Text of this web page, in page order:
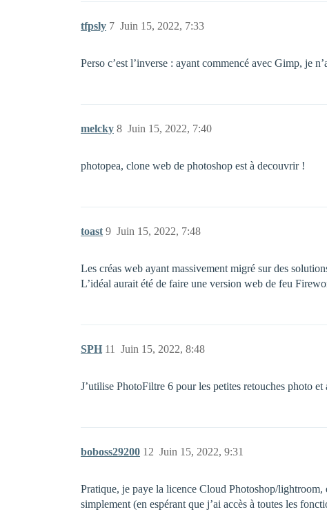
tfpsly Juin 15, 2022, 7:33
7
Perso c’est l’inverse : ayant commencé avec Gimp, je
melcky Juin 15, 2022, 7:40
8
photopea, clone web de photoshop est à decouvrir !
toast Juin 15, 2022, 7:48
9
Les créas web ayant massivement migré sur des
L’idéal aurait été de faire une version web de feu
SPH Juin 15, 2022, 8:48
11
J’utilise PhotoFiltre 6 pour les petites retouches photo
boboss29200 Juin 15, 2022, 9:31
12
Pratique, je paye la licence Cloud Photoshop/lightroom,
simplement (en espérant que j’ai accès à toutes les